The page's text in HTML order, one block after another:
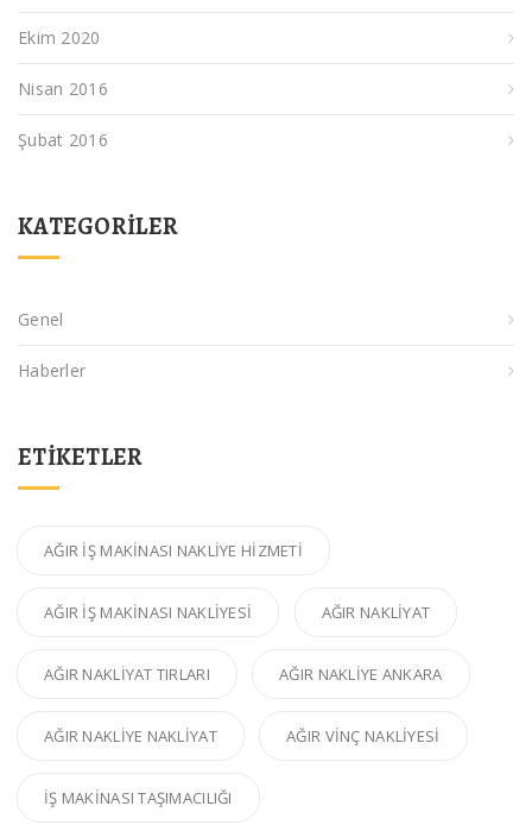
Ekim 2020
Nisan 2016
Şubat 2016
KATEGORILER
Genel
Haberler
ETIKETLER
AĞIR IŞ MAKINASI NAKLIYE HIZMETI
AĞIR IŞ MAKINASI NAKLIYESI AĞIR NAKLIYAT
AĞIR NAKLIYAT TIRLARI AĞIR NAKLIYE ANKARA
AĞIR NAKLIYE NAKLIYAT AĞIR VINÇ NAKLIYESI
IŞ MAKINASI TAŞIMACILIĞI